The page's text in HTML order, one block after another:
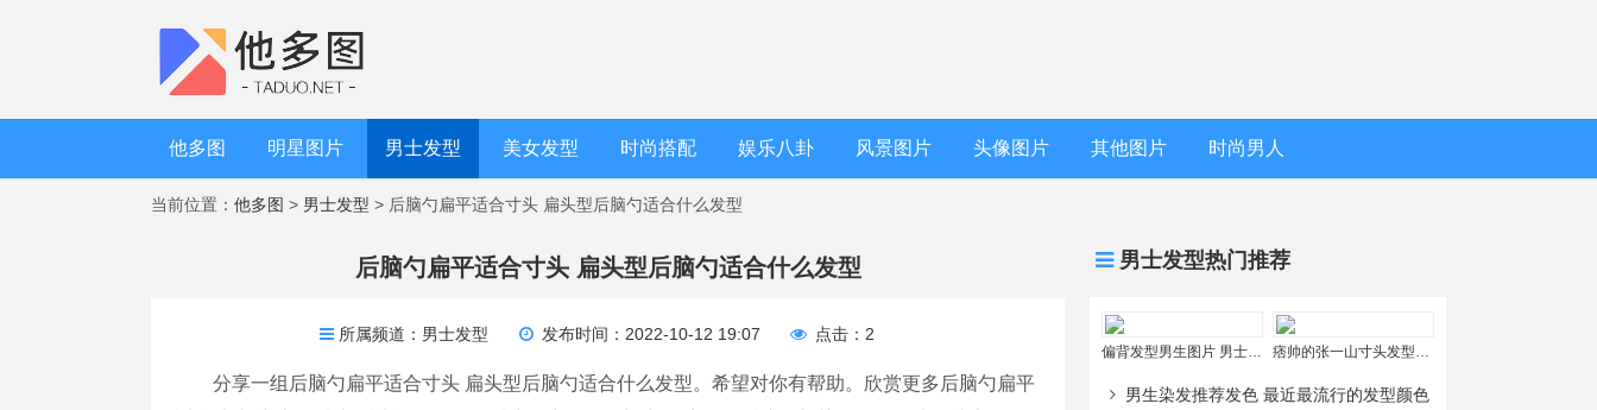
他多图 明星图片 男士发型 美女发型 时尚搭配 娱乐八卦 风景图片 头像图片 其他图片 时尚男人
当前位置： 他多图 > 男士发型 > 后脑勺扁平适合寸头 扁头型后脑勺适合什么发型
男士发型热门推荐
偏背发型男生图片 男士斜后背发型 痞帅的张一山寸头发型图片 最新张一山头发造型图片欣赏
男生染发推荐发色 最近最流行的发型颜色
后脑勺扁平适合寸头 扁头型后脑勺适合什么发型
所属频道： 男士发型 发布时间：2022-10-12 19:07 点击：2
分享一组后脑勺扁平适合寸头 扁头型后脑勺适合什么发型。希望对你有帮助。欣赏更多后脑勺扁平